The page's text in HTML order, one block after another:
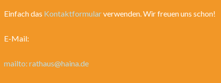
Einfach das Kontaktformularverwenden. Wir freuen uns schon!
E-Mail:
mailto: rathaus@haina.de